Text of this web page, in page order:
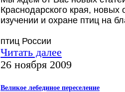
Краснодарского края, новых
изучении и охране птиц на
птиц России
Читать далее
26 ноября 2009
Великое лебединое переселение